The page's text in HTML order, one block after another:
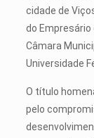
cidade de
do
Câmara
Universidade
O título
pelo